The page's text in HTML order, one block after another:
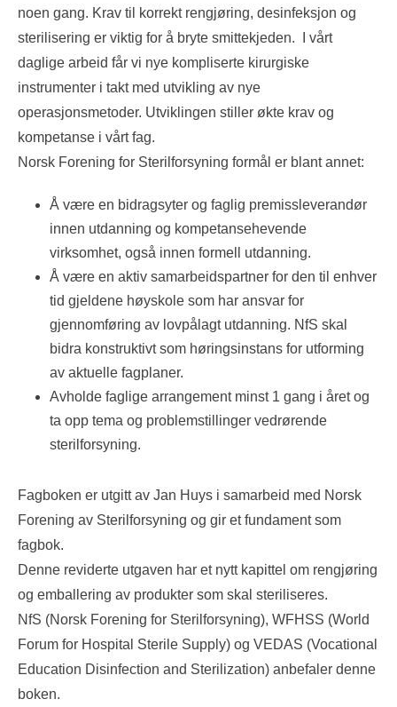
noen gang. Krav til korrekt rengjøring, desinfeksjon og
sterilisering er viktig for å bryte smittekjeden. I vårt
daglige arbeid får vi nye kompliserte kirurgiske
instrumenter i takt med utvikling av nye
operasjonsmetoder. Utviklingen stiller økte krav og
kompetanse i vårt fag.
Norsk Forening for Sterilforsyning formål er blant annet:
Å være en bidragsyter og faglig premissleverandør
innen utdanning og kompetansehevende
virksomhet, også innen formell utdanning.
Å være en aktiv samarbeidspartner for den til enhver
tid gjeldene høyskole som har ansvar for
gjennomføring av lovpålagt utdanning. NfS skal
bidra konstruktivt som høringsinstans for utforming
av aktuelle fagplaner.
Avholde faglige arrangement minst 1 gang i året og
ta opp tema og problemstillinger vedrørende
sterilforsyning.
Fagboken er utgitt av Jan Huys i samarbeid med Norsk
Forening av Sterilforsyning og gir et fundament som
fagbok.
Denne reviderte utgaven har et nytt kapittel om rengjøring
og emballering av produkter som skal steriliseres.
NfS (Norsk Forening for Sterilforsyning), WFHSS (World
Forum for Hospital Sterile Supply) og VEDAS (Vocational
Education Disinfection and Sterilization) anbefaler denne
boken.